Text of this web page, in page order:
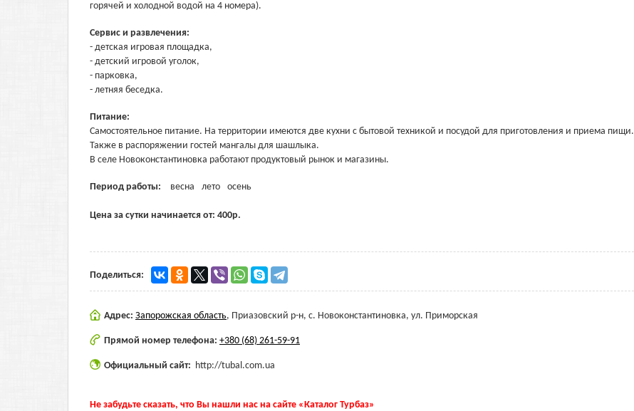
горячей и холодной водой на 4 номера).
Сервис и развлечения:
- детская игровая площадка,
- детский игровой уголок,
- парковка,
- летняя беседка.
Питание:
Самостоятельное питание. На территории имеются две кухни с бытовой техникой и посудой для приготовления и приема пищи.
Также в распоряжении гостей мангалы для шашлыка.
В селе Новоконстантиновка работают продуктовый рынок и магазины.
Период работы: весна лето осень
Цена за сутки начинается от: 400р.
Поделиться:
Адрес: Запорожская область, Приазовский р-н, с. Новоконстантиновка, ул. Приморская
Прямой номер телефона: +380 (68) 261-59-91
Официальный сайт: http://tubal.com.ua
Не забудьте сказать, что Вы нашли нас на сайте «Каталог Турбаз»